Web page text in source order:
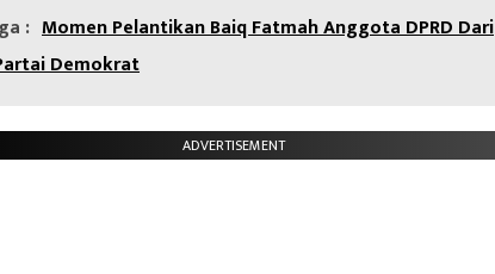
: Momen Pelantikan Baiq Fatmah Anggota DPRD Dari
Demokrat
ADVERTISEMENT